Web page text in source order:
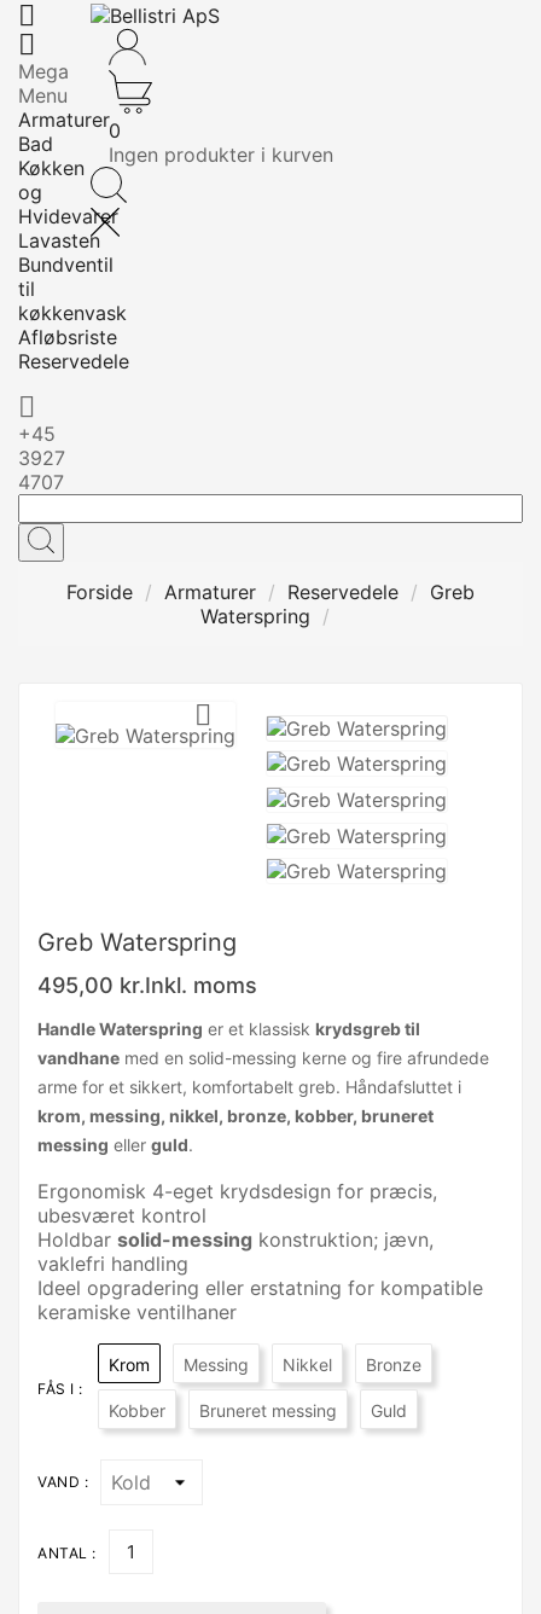


Mega
Menu
Armaturer
Bad
Køkken
og
Hvidevarer
Lavasten
Bundventil
til
køkkenvask
Afløbsriste
Reservedele

+45
3927
4707
0
Ingen produkter i kurven
Forside Armaturer Reservedele
Greb
Waterspring

Greb Waterspring
495,00 kr.Inkl. moms
Handle Waterspring er et klassisk krydsgreb til
vandhane med en solid-messing kerne og fire afrundede
arme for et sikkert, komfortabelt greb. Håndafsluttet i
krom, messing, nikkel, bronze, kobber, bruneret
messing eller guld.
Ergonomisk 4-eget krydsdesign for præcis,
ubesværet kontrol
Holdbar solid-messing konstruktion; jævn,
vaklefri handling
Ideel opgradering eller erstatning for kompatible
keramiske ventilhaner
FÅS I :
Krom Messing Nikkel Bronze
Kobber Bruneret messing Guld
VAND :
ANTAL :